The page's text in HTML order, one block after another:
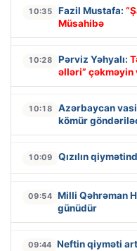
10:35 Fazil Mustafa:
Müsahibə
10:28 Pərviz Yəhyalı:
əlləri” çəkməyin
10:18
Azərbaycan
kömür
10:09 Qızılın
09:54 Milli Qəhrəman
günüdür
09:44 Neftin qiyməti